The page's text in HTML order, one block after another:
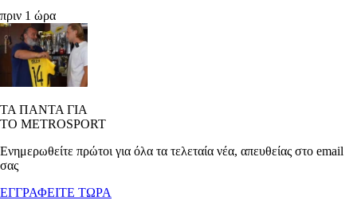
πριν 1 ώρα
ΤΑ ΠΑΝΤΑ ΓΙΑ
ΤΟ METROSPORT
Ενημερωθείτε πρώτοι για όλα τα τελεταία νέα, απευθείας στο email
σας
ΕΓΓΡΑΦΕΙΤΕ ΤΩΡΑ